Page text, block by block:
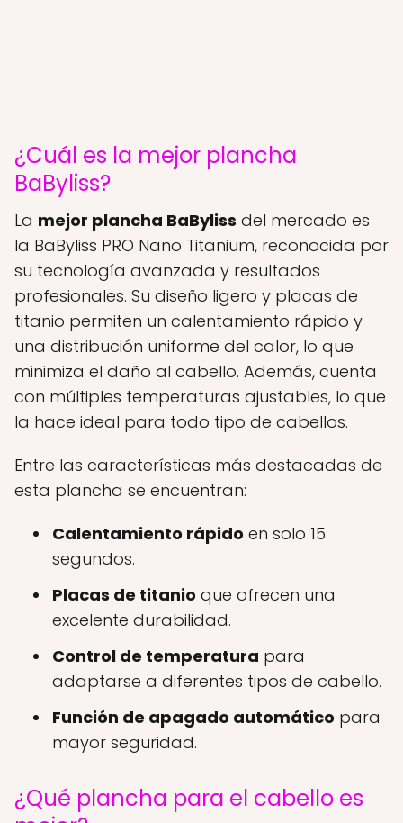
¿Cuál es la mejor plancha
BaByliss?
La mejor plancha BaByliss del mercado es
la BaByliss PRO Nano Titanium, reconocida por
su tecnología avanzada y resultados
profesionales. Su diseño ligero y placas de
titanio permiten un calentamiento rápido y
una distribución uniforme del calor, lo que
minimiza el daño al cabello. Además, cuenta
con múltiples temperaturas ajustables, lo que
la hace ideal para todo tipo de cabellos.
Entre las características más destacadas de
esta plancha se encuentran:
Calentamiento rápido en solo 15
segundos.
Placas de titanio que ofrecen una
excelente durabilidad.
Control de temperatura para
adaptarse a diferentes tipos de cabello.
Función de apagado automático para
mayor seguridad.
¿Qué plancha para el cabello es